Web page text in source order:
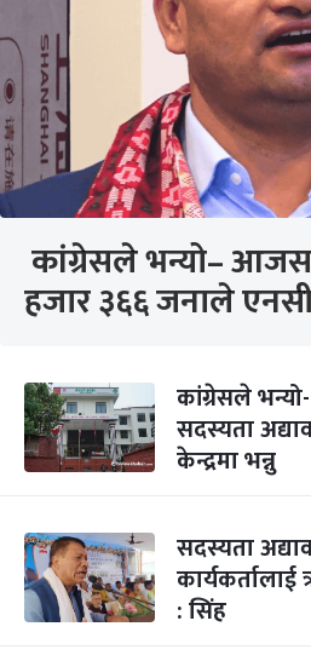
कांग्रेसले भन्यो–
हजार ३६६ जनाले
कांग्रेसले
सदस्यता
केन्द्रमा भन्नु
सदस्यता
कार्यकर्तालाई
: सिंह